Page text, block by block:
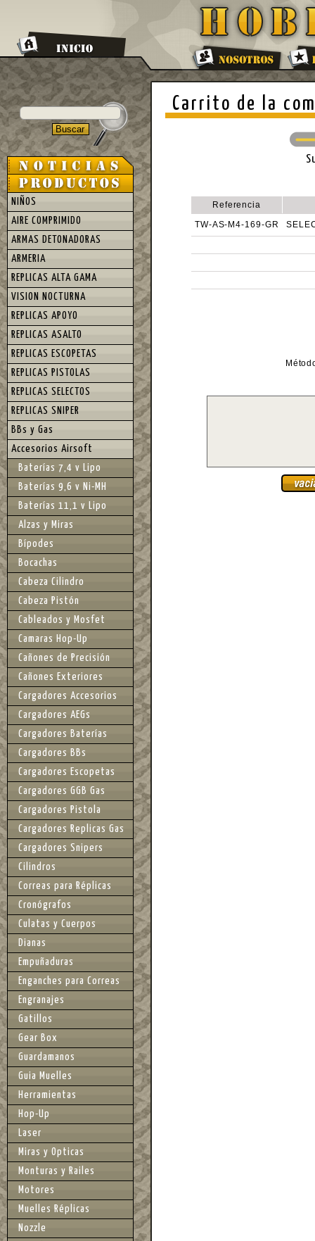
Carrito de la
Referencia
TW-AS-M4-169-GR
NIÑOS
AIRE COMPRIMIDO
ARMAS DETONADORAS
ARMERIA
REPLICAS ALTA GAMA
VISION NOCTURNA
REPLICAS APOYO
REPLICAS ASALTO
REPLICAS ESCOPETAS
REPLICAS PISTOLAS
REPLICAS SELECTOS
REPLICAS SNIPER
BBs y Gas
Accesorios Airsoft
Baterías 7,4 v Lipo
Baterías 9,6 v Ni-MH
Baterías 11,1 v Lipo
Alzas y Miras
Bípodes
Bocachas
Cabeza Cilindro
Cabeza Pistón
Cableados y Mosfet
Camaras Hop-Up
Cañones de Precisión
Cañones Exteriores
Cargadores Accesorios
Cargadores AEGs
Cargadores Baterías
Cargadores BBs
Cargadores Escopetas
Cargadores GGB Gas
Cargadores Pistola
Cargadores Replicas Gas
Cargadores Snipers
Cilindros
Correas para Réplicas
Cronógrafos
Culatas y Cuerpos
Dianas
Empuñaduras
Enganches para Correas
Engranajes
Gatillos
Gear Box
Guardamanos
Guia Muelles
Herramientas
Hop-Up
Laser
Miras y Opticas
Monturas y Railes
Motores
Muelles Réplicas
Nozzle